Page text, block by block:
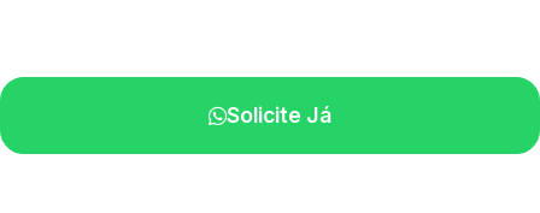
Solicite Já